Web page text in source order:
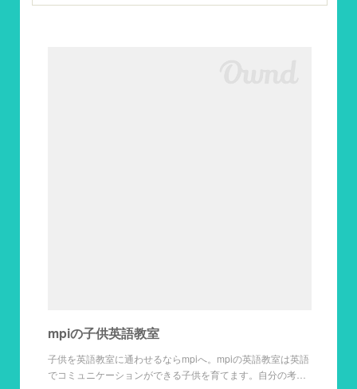
mpiの子供英語教室
子供を英語教室に通わせるならmpiへ。mpiの英語教室は英語
でコミュニケーションができる子供を育てます。自分の考…